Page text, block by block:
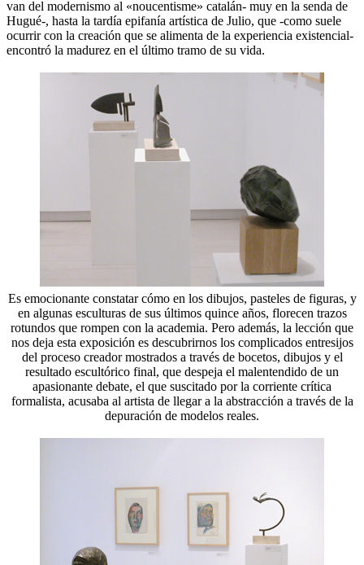
van del modernismo al «noucentisme» catalán- muy en la senda de
Hugué-, hasta la tardía epifanía artística de Julio, que -como suele
ocurrir con la creación que se alimenta de la experiencia existencial-
encontró la madurez en el último tramo de su vida.
Es emocionante constatar cómo en los dibujos, pasteles de figuras, y
en algunas esculturas de sus últimos quince años, florecen trazos
rotundos que rompen con la academia. Pero además, la lección que
nos deja esta exposición es descubrirnos los complicados entresijos
del proceso creador mostrados a través de bocetos, dibujos y el
resultado escultórico final, que despeja el malentendido de un
apasionante debate, el que suscitado por la corriente crítica
formalista, acusaba al artista de llegar a la abstracción a través de la
depuración de modelos reales.